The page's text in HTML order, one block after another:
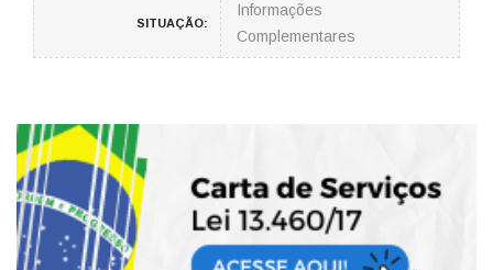
SITUAÇÃO:
Informações
Complementares